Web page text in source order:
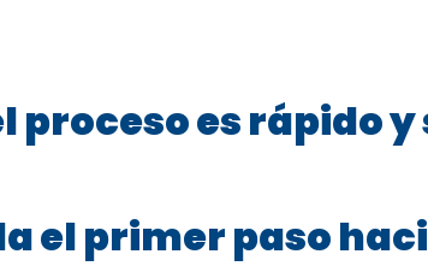
proceso es rápido
el primer paso